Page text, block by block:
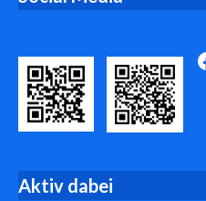
Aktiv dabei